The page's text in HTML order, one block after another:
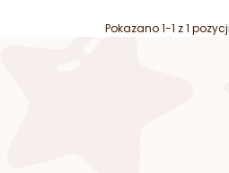
Pokazano 1-1 z 1 pozycji